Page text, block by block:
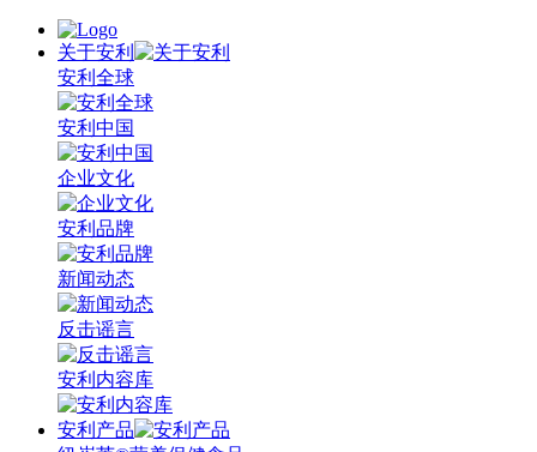
关于安利
安利全球
安利中国
企业文化
安利品牌
新闻动态
反击谣言
安利内容库
安利产品